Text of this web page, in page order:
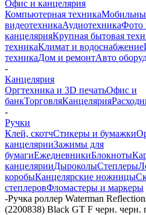
Офис и канцелярия
Компьютерная техника
видеотехникаАудиотехникаФото
канцелярияКрупная бытовая
техникаКлимат и водоснабжение
техникаДом и ремонтАвто
-
Канцелярия
Оргтехника и 3D печатьОфис и
банкТорговляКанцелярия
-
Ручки
Клей, скотчСтикеры и бумажки
канцелярииЗажимы для
бумагиЕжедневникиБлокноты
канцелярииДыроколыСтеплеры
коробыКанцелярские ножницы
степлеровФломастеры и маркеры
-Ручка роллер Waterman
(2200838) Black GT F черн. черн.